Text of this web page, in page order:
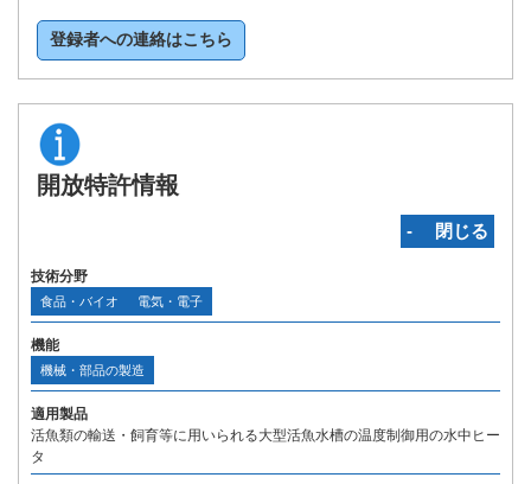
登録者への連絡はこちら
開放特許情報
‐ 閉じる
技術分野
食品・バイオ 電気・電子
機能
機械・部品の製造
適用製品
活魚類の輸送・飼育等に用いられる大型活魚水槽の温度制御用の水中ヒー
タ